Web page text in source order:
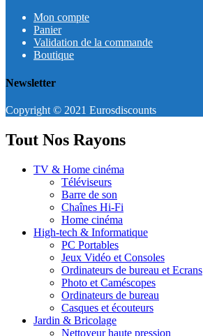
Mon compte
Panier
Validation de la commande
Boutique
Newsletter
Copyright © 2021 Eurosdiscounts
Tout Nos Rayons
TV & Home cinéma
Téléviseurs
Barre de son
Chaînes Hi-Fi
Home cinéma
High-tech & Informatique
PC Portables
Jeux Vidéo et Consoles
Ordinateurs de bureau et Ecrans
Photo et Caméscopes
Ordinateurs de bureau
Casques et écouteurs
Jardin & Bricolage
Nettoyeur haute pression